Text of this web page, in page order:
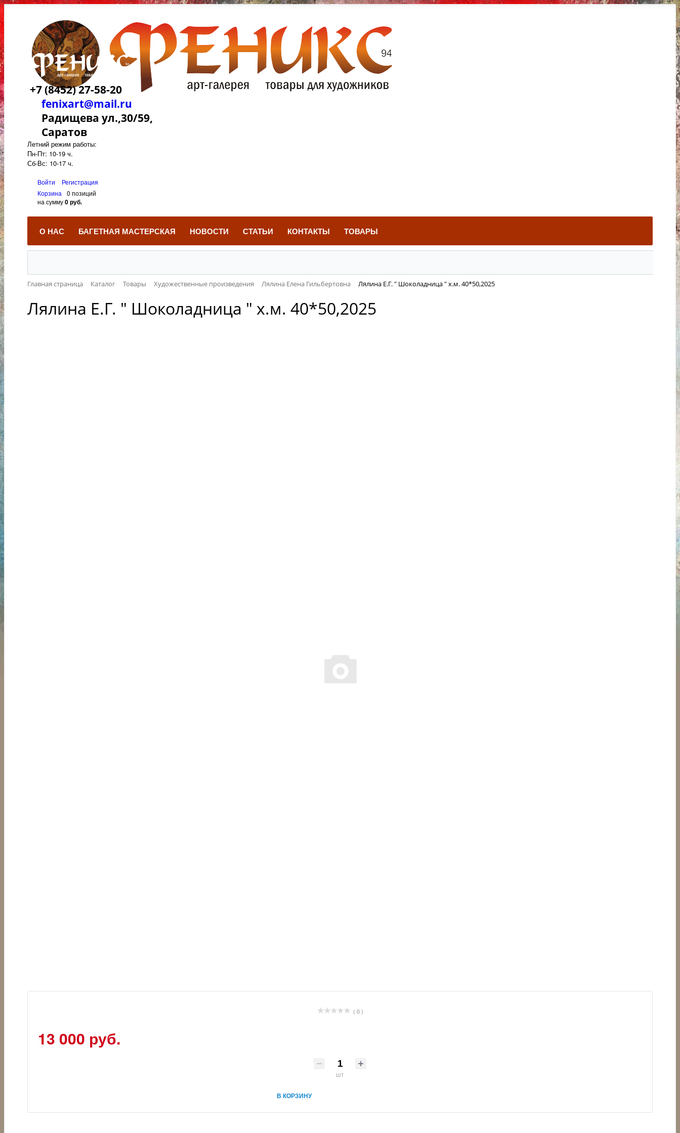
+7 (8452) 27-58-20
fenixart@mail.ru
Радищева ул.,30/59,
Саратов
Летний режим работы:
Пн-Пт: 10-19 ч.
Сб-Вс: 10-17 ч.
Войти
Регистрация
Корзина
0 позиций
на сумму0 руб.
О НАС БАГЕТНАЯ МАСТЕРСКАЯ НОВОСТИ СТАТЬИ КОНТАКТЫ ТОВАРЫ
Главная страница Каталог Товары Художественные произведения Лялина Елена Гильбертовна Лялина Е.Г. " Шоколадница " х.м. 40*50,2025
Лялина Е.Г. " Шоколадница " х.м. 40*50,2025
( 0 )
13 000 руб.
шт
В КОРЗИНУ